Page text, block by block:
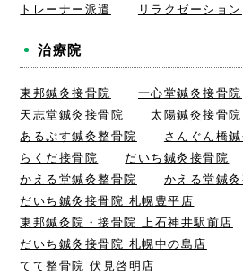
トレーナー派遣
リラクゼーション
治療院
東邦鍼灸接骨院
一心堂鍼灸接骨院
天志堂鍼灸接骨院
太陽鍼灸接骨院
あるぷす鍼灸整骨院
さんぐん橋
らくだ接骨院
だいち鍼灸接骨院
かえる堂鍼灸整骨院
かえる堂鍼
だいち鍼灸接骨院 札幌豊平店
東邦鍼灸院・接骨院 上石神井駅前店
だいち鍼灸接骨院 札幌中の島店
てて整骨院 伏見啓明店